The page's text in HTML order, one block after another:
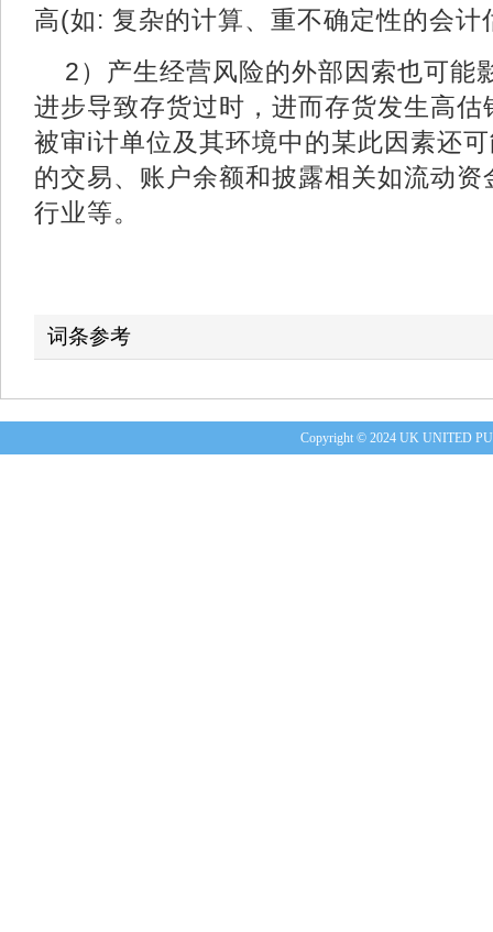
高(如: 复杂的计算、重不确定性的会计
2）产生经营风险的外部因索也可能
进步导致存货过时，进而存货发生高
被审i计单位及其环境中的某此因素还
的交易、账户余额和披露相关如流动
行业等。
词条参考
Copyright © 2024 UK UNITED